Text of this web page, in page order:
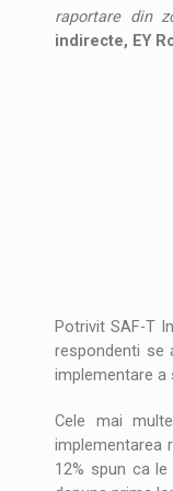
raportare din
indirecte, EY
Potrivit SAF-T
respondenti se
implementare a
Cele mai
implementarea
12% spun ca